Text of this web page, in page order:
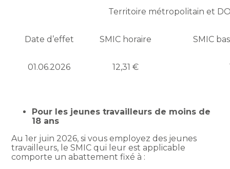
Territoire métropolitain et
Date d’effet SMIC horaire SMIC
01.06.2026 12,31 €
Pour les jeunes travailleurs de moins de
18 ans
Au 1er juin 2026, si vous employez des jeunes
travailleurs, le SMIC qui leur est applicable
comporte un abattement fixé à :